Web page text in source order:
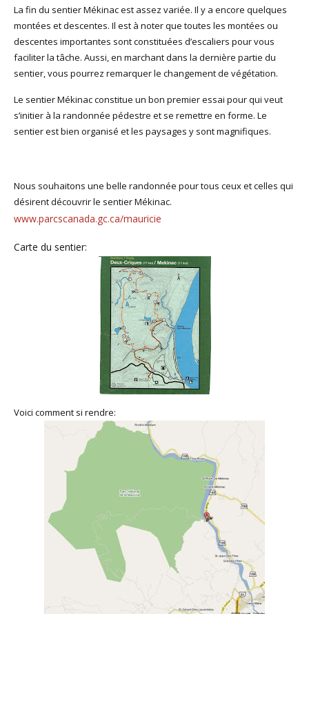
La fin du sentier Mékinac est assez variée. Il y a encore quelques
montées et descentes. Il est à noter que toutes les montées ou
descentes importantes sont constituées d’escaliers pour vous
faciliter la tâche. Aussi, en marchant dans la dernière partie du
sentier, vous pourrez remarquer le changement de végétation.
Le sentier Mékinac constitue un bon premier essai pour qui veut
s’initier à la randonnée pédestre et se remettre en forme. Le
sentier est bien organisé et les paysages y sont magnifiques.
Nous souhaitons une belle randonnée pour tous ceux et celles qui
désirent découvrir le sentier Mékinac.
www.parcscanada.gc.ca/mauricie
Carte du sentier:
Voici comment si rendre: